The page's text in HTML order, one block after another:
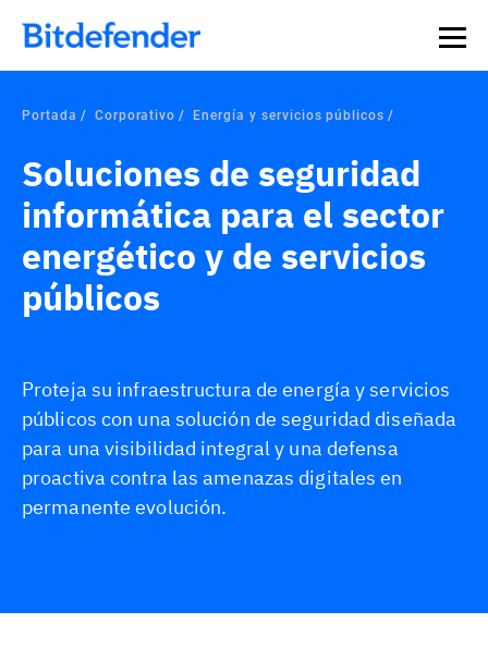
Portada Corporativo Energía y servicios públicos
Soluciones de seguridad
informática para el sector
energético y de servicios
públicos
Proteja su infraestructura de energía y servicios
públicos con una solución de seguridad diseñada
para una visibilidad integral y una defensa
proactiva contra las amenazas digitales en
permanente evolución.